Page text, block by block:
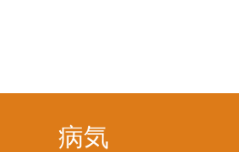
病気